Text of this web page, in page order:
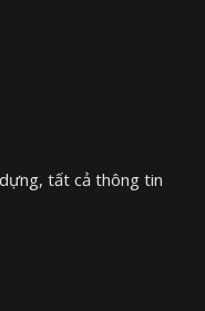
tất cả thông tin